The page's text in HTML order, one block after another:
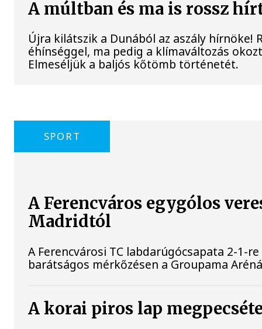
A múltban és ma is rossz
Újra kilátszik a Dunából az aszály
éhínséggel, ma pedig a klímaváltozás
Elmeséljük a baljós kőtömb történetét.
SPORT
A Ferencváros egygólos
Madridtól
A Ferencvárosi TC labdarúgócsapata 2-1-
barátságos mérkőzésen a Groupama
A korai piros lap